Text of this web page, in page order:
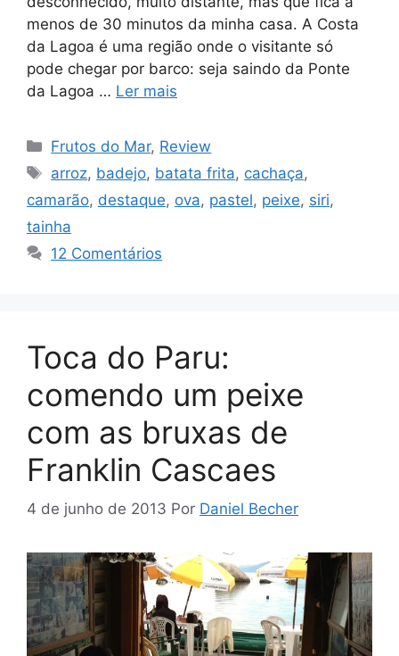
menos de 30 minutos da minha casa. A Costa
da Lagoa é uma região onde o visitante só
pode chegar por barco: seja saindo da Ponte
da Lagoa … Ler mais
Categorias
Frutos do Mar, Review
Tags
arroz, badejo, batata frita, cachaça,
camarão, destaque, ova, pastel, peixe, siri,
tainha
12 Comentários
Toca do Paru:
comendo um peixe
com as bruxas de
Franklin Cascaes
4 de junho de 2013 Por Daniel Becher